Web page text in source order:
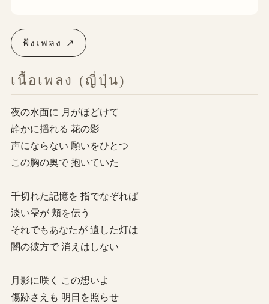
ฟังเพลง ↗
เนื้อเพลง (ญี่ปุ่น)
夜の水面に 月がほどけて
静かに揺れる 花の影
声にならない 願いをひとつ
この胸の奥で 抱いていた
千切れた記憶を 指でなぞれば
淡い雫が 頬を伝う
それでもあなたが 遺した灯は
闇の彼方で 消えはしない
月影に咲く この想いよ
傷跡さえも 明日を照らせ